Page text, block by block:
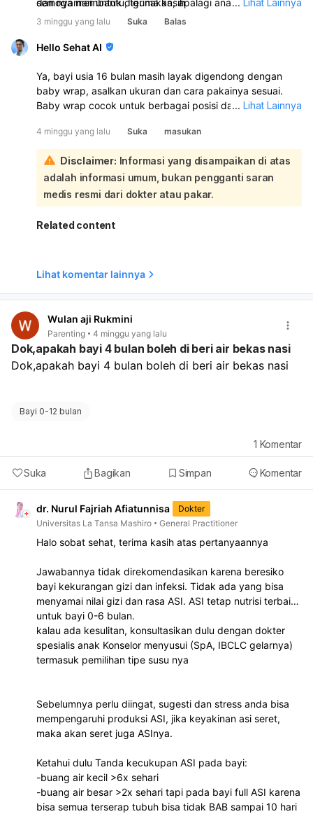
yang sudah bisa berjalan biasanya tidak terlalu sering
3 minggu yang lalu Suka Balas
Hello Sehat AI
Ya, bayi usia 16 bulan masih layak digendong dengan
baby wrap, asalkan ukuran dan cara pakainya sesuai.
Baby wrap cocok untuk berbagai posisi dan bisa dipakai
termasuk memungkinkan:
Pastikan gendongan dipasang aman: posisi bayi erat,
terlihat, dekat untuk dicium, dagu tidak menekuk ke
dada, dan punggung tersangga baik. Jika bayi sudah
lebih besar atau lebih aktif, kadang soft structure carrier
atau hipseat bisa lebih nyaman untuk orangtua. Pilih yang
paling sesuai dengan berat badan, kenyamanan, dan
... Lihat Lainnya
4 minggu yang lalu Suka masukan
Disclaimer: Informasi yang disampaikan di atas
adalah informasi umum, bukan pengganti saran
medis resmi dari dokter atau pakar.
Related content
Lihat komentar lainnya
Wulan aji Rukmini
Parenting 4 minggu yang lalu
Dok,apakah bayi 4 bulan boleh di beri air bekas nasi
Dok,apakah bayi 4 bulan boleh di beri air bekas nasi
Bayi 0-12 bulan
Suka Bagikan Simpan Komentar
1 Komentar
dr. Nurul Fajriah Afiatunnisa
Dokter
Universitas La Tansa Mashiro
General Practitioner
Halo sobat sehat, terima kasih atas pertanyaannya
Jawabannya tidak direkomendasikan karena beresiko
bayi kekurangan gizi dan infeksi. Tidak ada yang bisa
menyamai nilai gizi dan rasa ASI. ASI tetap nutrisi terbaik
untuk bayi 0-6 bulan.
kalau ada kesulitan, konsultasikan dulu dengan dokter
spesialis anak Konselor menyusui (SpA, IBCLC gelarnya)
termasuk pemilihan tipe susu nya
Sebelumnya perlu diingat, sugesti dan stress anda bisa
mempengaruhi produksi ASI, jika keyakinan asi seret,
maka akan seret juga ASInya.
Ketahui dulu Tanda kecukupan ASI pada bayi:
-buang air kecil >6x sehari
-buang air besar >2x sehari tapi pada bayi full ASI karena
bisa semua terserap tubuh bisa tidak BAB sampai 10 hari